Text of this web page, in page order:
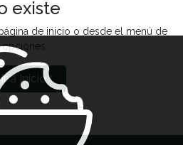
existe
de inicio o desde el menú de
opciones
Ir a Inicio